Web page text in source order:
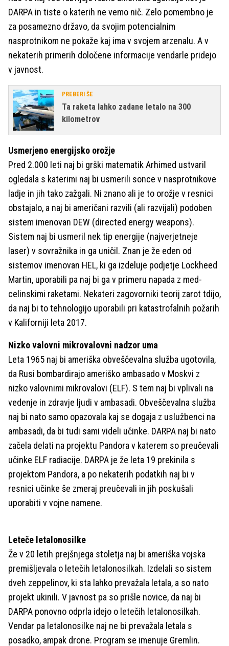
DARPA in tiste o katerih ne vemo nič. Zelo pomembno je
za posamezno državo, da svojim potencialnim
nasprotnikom ne pokaže kaj ima v svojem arzenalu. A v
nekaterih primerih določene informacije vendarle pridejo
v javnost.
PREBERI ŠE
Ta raketa lahko zadane letalo na 300
kilometrov
Usmerjeno energijsko orožje
Pred 2.000 leti naj bi grški matematik Arhimed ustvaril
ogledala s katerimi naj bi usmerili sonce v nasprotnikove
ladje in jih tako zažgali. Ni znano ali je to orožje v resnici
obstajalo, a naj bi američani razvili (ali razvijali) podoben
sistem imenovan DEW (directed energy weapons).
Sistem naj bi usmeril nek tip energije (najverjetneje
laser) v sovražnika in ga uničil. Znan je že eden od
sistemov imenovan HEL, ki ga izdeluje podjetje Lockheed
Martin, uporabili pa naj bi ga v primeru napada z med-
celinskimi raketami. Nekateri zagovorniki teorij zarot tdijo,
da naj bi to tehnologijo uporabili pri katastrofalnih požarih
v Kaliforniji leta 2017.
Nizko valovni mikrovalovni nadzor uma
Leta 1965 naj bi ameriška obveščevalna služba ugotovila,
da Rusi bombardirajo ameriško ambasado v Moskvi z
nizko valovnimi mikrovalovi (ELF). S tem naj bi vplivali na
vedenje in zdravje ljudi v ambasadi. Obveščevalna služba
naj bi nato samo opazovala kaj se dogaja z uslužbenci na
ambasadi, da bi tudi sami videli učinke. DARPA naj bi nato
začela delati na projektu Pandora v katerem so preučevali
učinke ELF radiacije. DARPA je že leta 19 prekinila s
projektom Pandora, a po nekaterih podatkih naj bi v
resnici učinke še zmeraj preučevali in jih poskušali
uporabiti v vojne namene.
Leteče letalonosilke
Že v 20 letih prejšnjega stoletja naj bi ameriška vojska
premišljevala o letečih letalonosilkah. Izdelali so sistem
dveh zeppelinov, ki sta lahko prevažala letala, a so nato
projekt ukinili. V javnost pa so prišle novice, da naj bi
DARPA ponovno odprla idejo o letečih letalonosilkah.
Vendar pa letalonosilke naj ne bi prevažala letala s
posadko, ampak drone. Program se imenuje Gremlin.